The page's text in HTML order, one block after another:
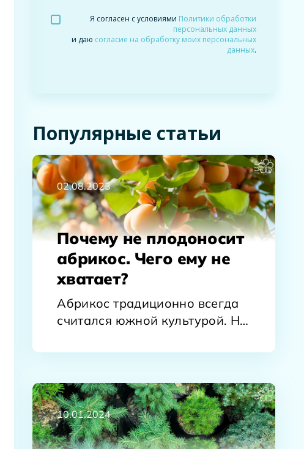
Я согласен с условиями Политики обработки
персональных данных
и даю согласие на обработку моих персональных
данных.
Популярные статьи
02.08.2023
Почему не плодоносит
абрикос. Чего ему не
хватает?
Абрикос традиционно всегда
считался южной культурой. Но
и зарубежные селекционеры
10.01.2024